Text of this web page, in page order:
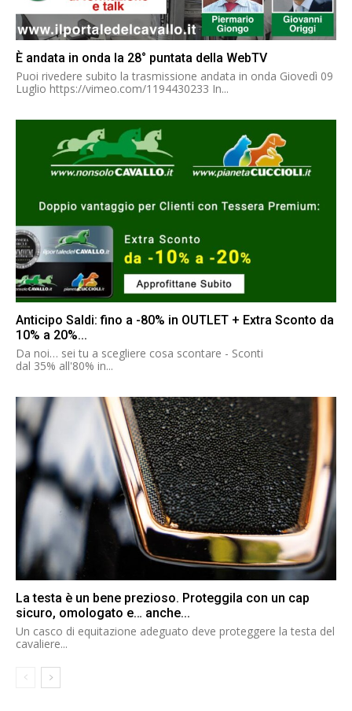
È andata in onda la 28° puntata della WebTV
Puoi rivedere subito la trasmissione andata in onda Giovedì 09
Luglio https://vimeo.com/1194430233 In...
Anticipo Saldi: fino a -80% in OUTLET + Extra Sconto da
10% a 20%...
Da noi… sei tu a scegliere cosa scontare - Sconti
dal 35% all'80% in...
La testa è un bene prezioso. Proteggila con un cap
sicuro, omologato e… anche...
Un casco di equitazione adeguato deve proteggere la testa del
cavaliere...